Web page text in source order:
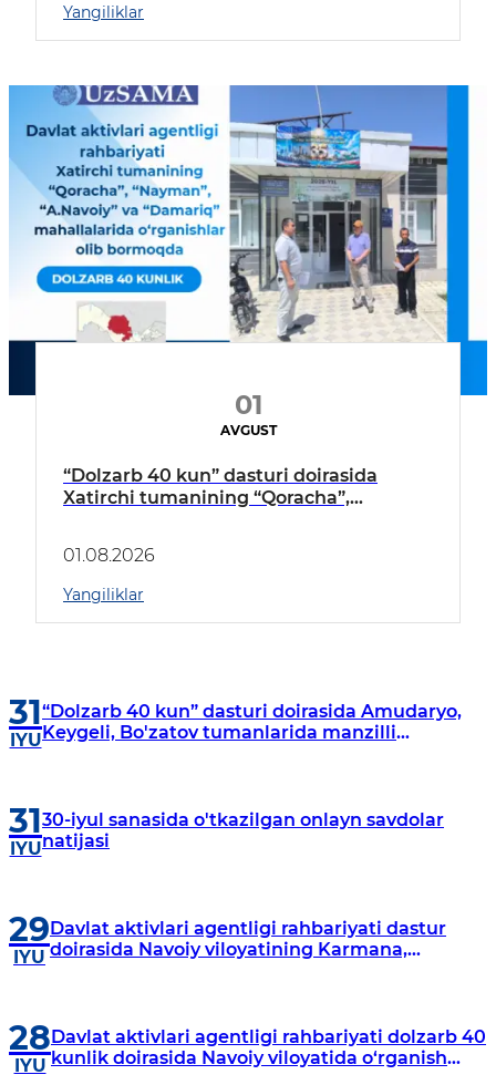
Yangiliklar
01
AVGUST
“Dolzarb 40 kun” dasturi doirasida
Xatirchi tumanining “Qoracha”,
borildi
01.08.2026
Yangiliklar
31
IYU
“Dolzarb 40 kun” dasturi doirasida Amudaryo,
Keygeli, Bo'zatov tumanlarida manzilli
31
IYU
30-iyul sanasida o'tkazilgan onlayn savdolar
natijasi
29
IYU
Davlat aktivlari agentligi rahbariyati dastur
doirasida Navoiy viloyatining Karmana,
28
IYU
Davlat aktivlari agentligi rahbariyati dolzarb 40
kunlik doirasida Navoiy viloyatida o‘rganish